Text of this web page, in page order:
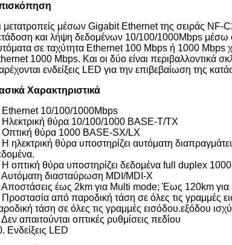
μετατροπείς μέσων Gigabit Ethernet της σειράς NF-
και λήψη δεδομένων 10/100/1000Mbps μέσω
σε ταχύτητα Ethernet 100 Mbps ή 1000 Mbps
1000 Mbps. Και οι δύο είναι περιβαλλοντικά
ενδείξεις LED για την επιβεβαίωση της
Χαρακτηριστικά
Ethernet 10/100/1000Mbps
Ηλεκτρική θύρα 10/100/1000 BASE-T/TX
Οπτική θύρα 1000 BASE-SX/LX
Η ηλεκτρική θύρα υποστηρίζει αυτόματη
Η οπτική θύρα υποστηρίζει δεδομένα full duplex
Αυτόματη διασταύρωση MDI/MDI-X
Αποστάσεις έως 2km για Multi mode; Έως 120km
από παροδική τάση σε όλες τις γραμμές
τάση σε όλες τις γραμμές εισόδου.εξόδου
απαιτούνται οπτικές ρυθμίσεις πεδίου
Ενδείξεις LED